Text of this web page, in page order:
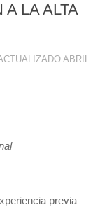
LA ALTA
ABRIL
previa